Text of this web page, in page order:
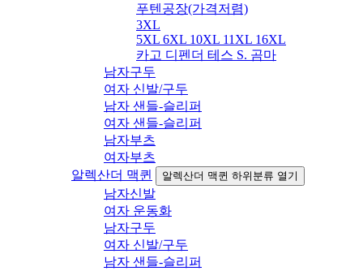
푸텐공장(가격저렴)
3XL
5XL 6XL 10XL 11XL 16XL
카고 디펜더 테스 S. 곰마
남자구두
여자 신발/구두
남자 샌들-슬리퍼
여자 샌들-슬리퍼
남자부츠
여자부츠
알렉산더 맥퀸
알렉산더 맥퀸 하위분류 열기
남자신발
여자 운동화
남자구두
여자 신발/구두
남자 샌들-슬리퍼